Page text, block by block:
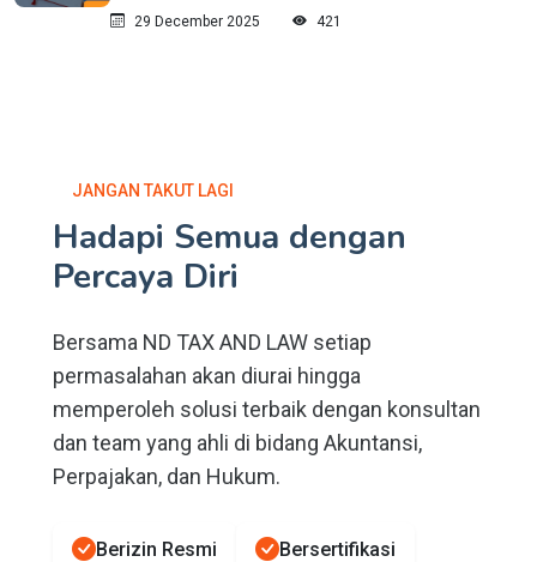
29 December 2025 421
JANGAN TAKUT LAGI
Hadapi Semua dengan
Percaya Diri
Bersama ND TAX AND LAW setiap
permasalahan akan diurai hingga
memperoleh solusi terbaik dengan konsultan
dan team yang ahli di bidang Akuntansi,
Perpajakan, dan Hukum.
Berizin Resmi Bersertifikasi